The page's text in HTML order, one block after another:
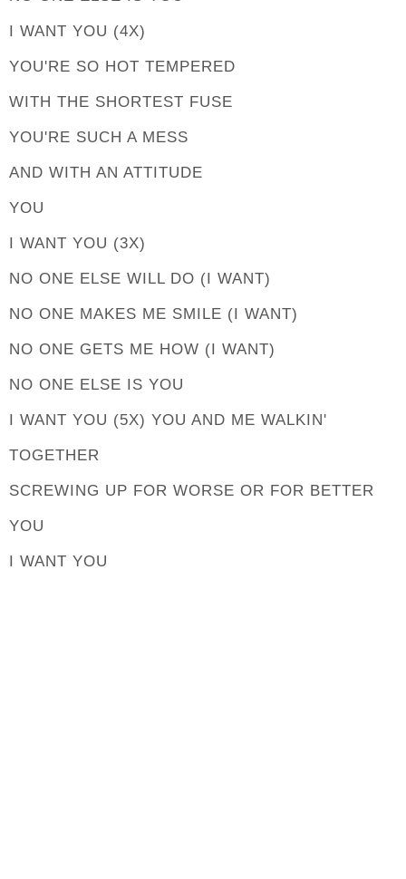
I WANT YOU (4X)
YOU'RE SO HOT TEMPERED
WITH THE SHORTEST FUSE
YOU'RE SUCH A MESS
AND WITH AN ATTITUDE
YOU
I WANT YOU (3X)
NO ONE ELSE WILL DO (I WANT)
NO ONE MAKES ME SMILE (I WANT)
NO ONE GETS ME HOW (I WANT)
NO ONE ELSE IS YOU
I WANT YOU (5X) YOU AND ME WALKIN'
TOGETHER
SCREWING UP FOR WORSE OR FOR BETTER
YOU
I WANT YOU